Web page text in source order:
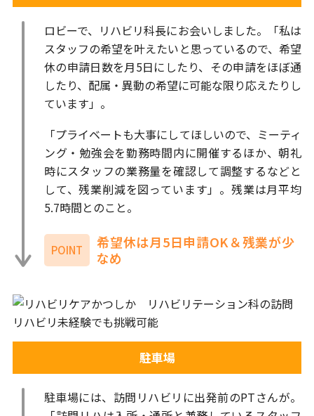
ロビーで、リハビリ科長にお会いしました。「私は
スタッフの希望を叶えたいと思っているので、希望
休の申請日数を月5日にしたり、その申請をほぼ通
したり、配属・異動の希望に可能な限り応えたりし
ています」。
「プライベートも大事にしてほしいので、ミーティ
ング・勉強会を勤務時間内に開催するほか、朝礼
時にスタッフの業務量を確認して調整するなどと
して、残業削減を図っています」。残業は月平均
5.7時間とのこと。
POINT
希望休は月5日申請OK＆残業が少
なめ
駐車場
駐車場には、訪問リハビリに出発前のPTさんが。